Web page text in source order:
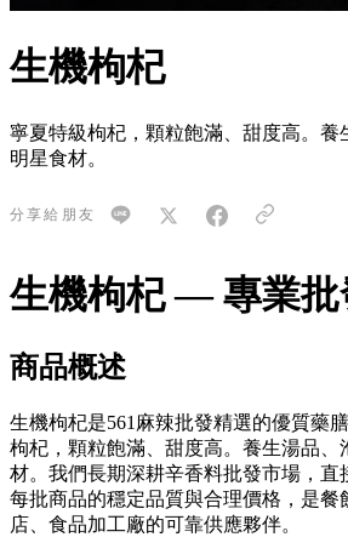
生機枸杞
寧夏特級枸杞，顆粒飽滿、甜度高。養
明星食材。
分享給朋友
生機枸杞 — 專業批
商品概述
生機枸杞是561麻辣批發精選的優質藥
枸杞，顆粒飽滿、甜度高。養生湯品、
材。我們長期深耕辛香料批發市場，直
每批商品的穩定品質與合理價格，是餐
店、食品加工廠的可靠供應夥伴。